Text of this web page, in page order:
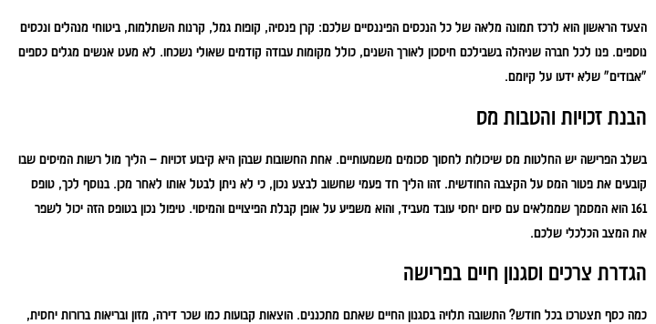
הצעד הראשון הוא לרכז תמונה מלאה של כל הנכסים הפיננסיים שלכם: קרן פנסיה, קופות גמל, קרנות השתלמות, ביטוחי מנהלים ונכסים
נוספים. פנו לכל חברה שניהלה בשבילכם חיסכון לאורך השנים, כולל מקומות עבודה קודמים שאולי נשכחו. לא מעט אנשים מגלים כספים
"אבודים" שלא ידעו על קיומם.
הבנת זכויות והטבות מס
בשלב הפרישה יש החלטות מס שיכולות לחסוך סכומים משמעותיים. אחת החשובות שבהן היא קיבוע זכויות – הליך מול רשות המיסים שבו
קובעים את פטור המס על הקצבה החודשית. זהו הליך חד פעמי שחשוב לבצע נכון, כי לא ניתן לבטל אותו לאחר מכן. בנוסף לכך, טופס
161 הוא המסמך שממלאים עם סיום יחסי עובד מעביד, והוא משפיע על אופן קבלת הפיצויים והמיסוי. טיפול נכון בטופס הזה יכול לשפר
את המצב הכלכלי שלכם.
הגדרת צרכים וסגנון חיים בפרישה
כמה כסף תצטרכו בכל חודש? התשובה תלויה בסגנון החיים שאתם מתכננים. הוצאות קבועות כמו שכר דירה, מזון ובריאות ברורות יחסית,